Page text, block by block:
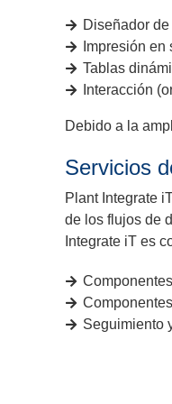
Diseñador
Impresión
Tablas
Interacción
Debido a la
Servicios
Plant Integrate
de los flujos de
Integrate iT es
Seguimiento